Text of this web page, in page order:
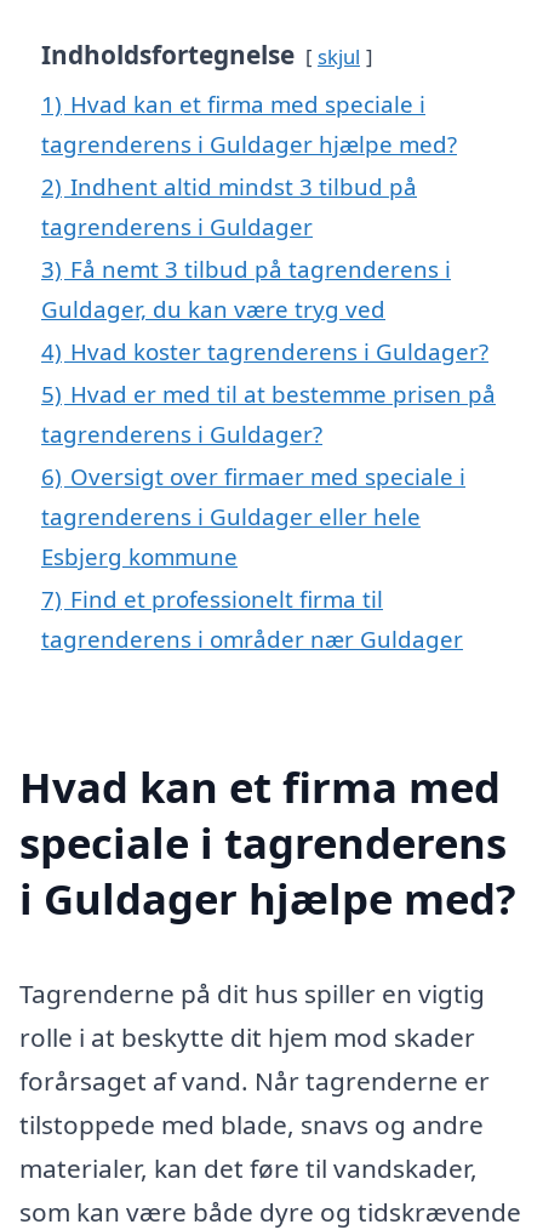
Indholdsfortegnelse skjul
1) Hvad kan et firma med speciale i
tagrenderens i Guldager hjælpe med?
2) Indhent altid mindst 3 tilbud på
tagrenderens i Guldager
3) Få nemt 3 tilbud på tagrenderens i
Guldager, du kan være tryg ved
4) Hvad koster tagrenderens i Guldager?
5) Hvad er med til at bestemme prisen på
tagrenderens i Guldager?
6) Oversigt over firmaer med speciale i
tagrenderens i Guldager eller hele
Esbjerg kommune
7) Find et professionelt firma til
tagrenderens i områder nær Guldager
Hvad kan et firma med
speciale i tagrenderens
i Guldager hjælpe med?
Tagrenderne på dit hus spiller en vigtig
rolle i at beskytte dit hjem mod skader
forårsaget af vand. Når tagrenderne er
tilstoppede med blade, snavs og andre
materialer, kan det føre til vandskader,
som kan være både dyre og tidskrævende